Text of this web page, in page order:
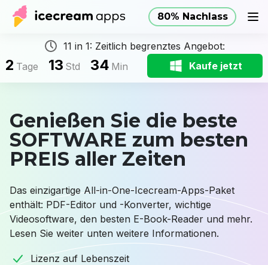
80% Nachlass
Produkte Hilfe 80% Nachlass
DE
11 in 1: Zeitlich begrenztes Angebot:
2 Tage 13 Std 34 Min Kaufe jetzt
Genießen Sie die beste
SOFTWARE zum besten
PREIS aller Zeiten
Das einzigartige All-in-One-Icecream-Apps-Paket
enthält: PDF-Editor und -Konverter, wichtige
Videosoftware, den besten E-Book-Reader und mehr.
Lesen Sie weiter unten weitere Informationen.
Lizenz auf Lebenszeit